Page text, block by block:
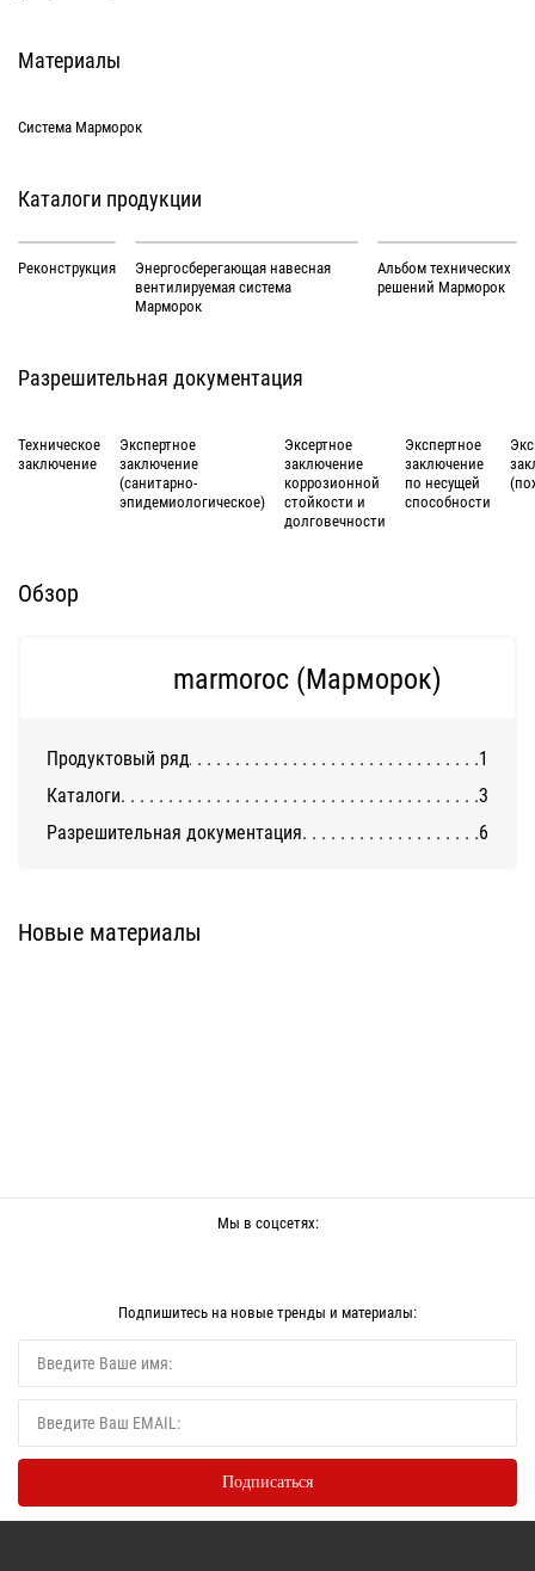
Материалы
Система Марморок
Каталоги продукции
Реконструкция
Энергосберегающая навесная
вентилируемая система
Марморок
Альбом технических
решений Марморок
Разрешительная документация
Техническое
заключение
Экспертное
заключение
(санитарно-
эпидемиологическое)
Эксертное
заключение
коррозионной
стойкости и
долговечности
Экспертное
заключение
по несущей
способности
Обзор
marmoroc (Марморок)
Продуктовый ряд
1
Каталоги
3
Разрешительная документация
6
Новые материалы
Мы в соцсетях:
Подпишитесь на новые тренды и материалы: